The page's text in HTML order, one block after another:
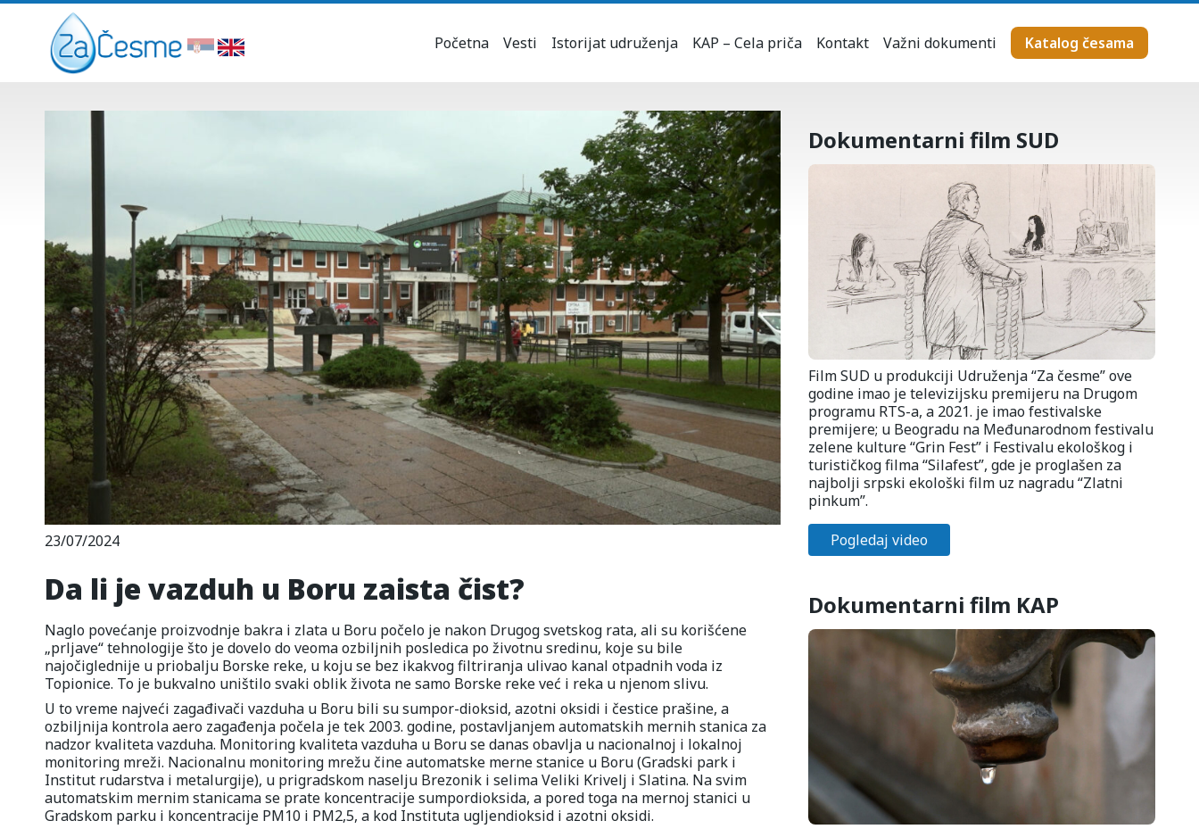
Početna Vesti Istorijat udruženja KAP – Cela priča Kontakt Važni dokumenti Katalog česama
23/07/2024
Da li je vazduh u Boru zaista čist?
Naglo povećanje proizvodnje bakra i zlata u Boru počelo je nakon Drugog svetskog rata, ali su korišćene
„prljave“ tehnologije što je dovelo do veoma ozbiljnih posledica po životnu sredinu, koje su bile
najočiglednije u priobalju Borske reke, u koju se bez ikakvog filtriranja ulivao kanal otpadnih voda iz
Topionice. To je bukvalno uništilo svaki oblik života ne samo Borske reke već i reka u njenom slivu.
U to vreme najveći zagađivači vazduha u Boru bili su sumpor-dioksid, azotni oksidi i čestice prašine, a
ozbiljnija kontrola aero zagađenja počela je tek 2003. godine, postavljanjem automatskih mernih stanica za
nadzor kvaliteta vazduha. Monitoring kvaliteta vazduha u Boru se danas obavlja u nacionalnoj i lokalnoj
monitoring mreži. Nacionalnu monitoring mrežu čine automatske merne stanice u Boru (Gradski park i
Institut rudarstva i metalurgije), u prigradskom naselju Brezonik i selima Veliki Krivelj i Slatina. Na svim
automatskim mernim stanicama se prate koncentracije sumpordioksida, a pored toga na mernoj stanici u
Gradskom parku i koncentracije PM10 i PM2,5, a kod Instituta ugljendioksid i azotni oksidi.
Dokumentarni film SUD
Film SUD u produkciji Udruženja “Za česme” ove
godine imao je televizijsku premijeru na Drugom
programu RTS-a, a 2021. je imao festivalske
premijere; u Beogradu na Međunarodnom festivalu
zelene kulture “Grin Fest” i Festivalu ekološkog i
turističkog filma “Silafest”, gde je proglašen za
najbolji srpski ekološki film uz nagradu “Zlatni
pinkum”.
Pogledaj video
Dokumentarni film KAP